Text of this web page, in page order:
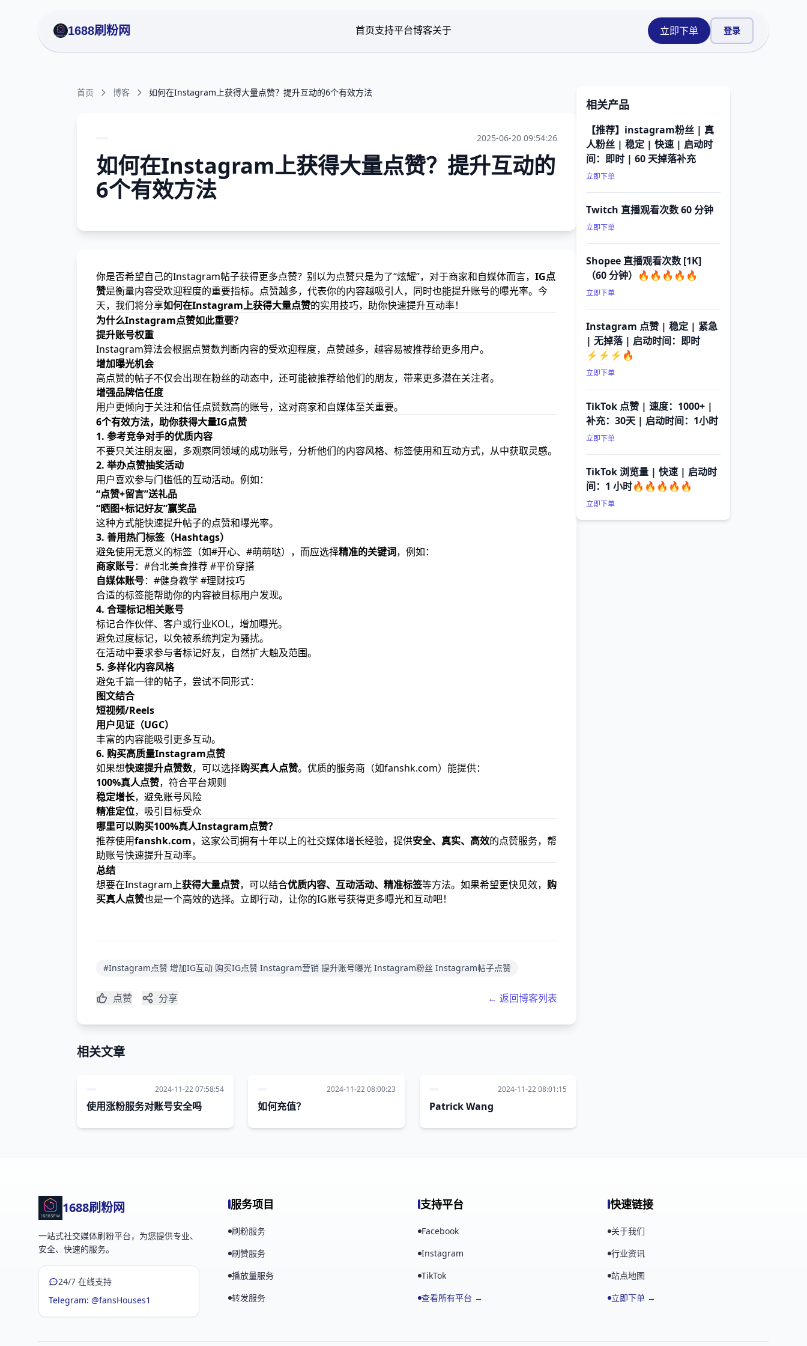
1688刷粉网 首页支持平台博客关于 立即下单 登录
首页 博客 如何在Instagram上获得大量点赞？提升互动的6个有效方法
2025-06-20 09:54:26
如何在Instagram上获得大量点赞？提升互动的
6个有效方法
你是否希望自己的Instagram帖子获得更多点赞？别以为点赞只是为了“炫耀”，对于商家和自媒体而言， IG点
赞是衡量内容受欢迎程度的重要指标。点赞越多，代表你的内容越吸引人，同时也能提升账号的曝光率。今
天，我们将分享如何在Instagram上获得大量点赞的实用技巧，助你快速提升互动率！
为什么Instagram点赞如此重要？
提升账号权重
Instagram算法会根据点赞数判断内容的受欢迎程度，点赞越多，越容易被推荐给更多用户。
增加曝光机会
高点赞的帖子不仅会出现在粉丝的动态中，还可能被推荐给他们的朋友，带来更多潜在关注者。
增强品牌信任度
用户更倾向于关注和信任点赞数高的账号，这对商家和自媒体至关重要。
6个有效方法，助你获得大量IG点赞
1. 参考竞争对手的优质内容
不要只关注朋友圈，多观察同领域的成功账号，分析他们的内容风格、标签使用和互动方式，从中获取灵感。
2. 举办点赞抽奖活动
用户喜欢参与门槛低的互动活动。例如：
“点赞+留言”送礼品
“晒图+标记好友”赢奖品
这种方式能快速提升帖子的点赞和曝光率。
3. 善用热门标签（Hashtags）
避免使用无意义的标签（如#开心、#萌萌哒），而应选择精准的关键词，例如：
商家账号：#台北美食推荐 #平价穿搭
自媒体账号：#健身教学 #理财技巧
合适的标签能帮助你的内容被目标用户发现。
4. 合理标记相关账号
标记合作伙伴、客户或行业KOL，增加曝光。
避免过度标记，以免被系统判定为骚扰。
在活动中要求参与者标记好友，自然扩大触及范围。
5. 多样化内容风格
避免千篇一律的帖子，尝试不同形式：
图文结合
短视频/Reels
用户见证（UGC）
丰富的内容能吸引更多互动。
6. 购买高质量Instagram点赞
如果想快速提升点赞数，可以选择购买真人点赞。优质的服务商（如fanshk.com）能提供：
100%真人点赞，符合平台规则
稳定增长，避免账号风险
精准定位，吸引目标受众
哪里可以购买100%真人Instagram点赞？
推荐使用fanshk.com，这家公司拥有十年以上的社交媒体增长经验，提供安全、真实、高效的点赞服务，帮
助账号快速提升互动率。
总结
想要在Instagram上获得大量点赞，可以结合优质内容、互动活动、精准标签等方法。如果希望更快见效， 购
买真人点赞也是一个高效的选择。立即行动，让你的IG账号获得更多曝光和互动吧！
#Instagram点赞 增加IG互动 购买IG点赞 Instagram营销 提升账号曝光 Instagram粉丝 Instagram帖子点赞
点赞 分享 ← 返回博客列表
相关文章
2024-11-22 07:58:54
使用涨粉服务对账号安全吗
2024-11-22 08:00:23
如何充值？
2024-11-22 08:01:15
Patrick Wang
相关产品
【推荐】instagram粉丝 | 真
人粉丝 | 稳定 | 快速 | 启动时
间：即时 | 60 天掉落补充
立即下单
Twitch 直播观看次数 60 分钟
立即下单
Shopee 直播观看次数 [1K]
（60 分钟）🔥🔥🔥🔥🔥
立即下单
Instagram 点赞 | 稳定 | 紧急
| 无掉落 | 启动时间：即时
⚡⚡⚡🔥
立即下单
TikTok 点赞 | 速度：1000+ |
补充：30天 | 启动时间：1小时
立即下单
TikTok 浏览量 | 快速 | 启动时
间：1 小时🔥🔥🔥🔥🔥
立即下单
1688刷粉网
一站式社交媒体刷粉平台，为您提供专业、
安全、快速的服务。
24/7 在线支持
Telegram: @fansHouses1
服务项目
刷粉服务
刷赞服务
播放量服务
转发服务
支持平台
Facebook
Instagram
TikTok
查看所有平台 →
快速链接
关于我们
行业资讯
站点地图
立即下单 →